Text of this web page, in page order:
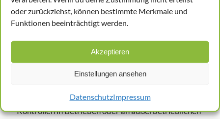
oder zurückziehst, können bestimmte Merkmale und
Funktionen beeinträchtigt werden.
Akzeptieren
Einstellungen ansehen
DatenschutzImpressum
Arbeitsschutzes ist eine staatliche Aufgabe. Die
Ministerien der Bundesländer beauftragen in der
Regel nachgeordnete Behörden wie das
Gewerbeaufsichtsamt, das Amt für Arbeitsschutz
oder Landesamt für Arbeitssicherheit und
Unfallversicherungsträger sind berechtigt
Kontrollen in Betrieben oder an außerbetrieblichen